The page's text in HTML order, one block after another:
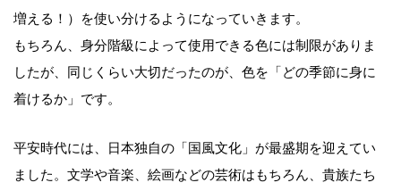
増える！）を使い分けるようになっていきます。
もちろん、身分階級によって使用できる色には制限がありま
したが、同じくらい大切だったのが、色を「どの季節に身に
着けるか」です。
平安時代には、日本独自の「国風文化」が最盛期を迎えてい
ました。文学や音楽、絵画などの芸術はもちろん、貴族たち